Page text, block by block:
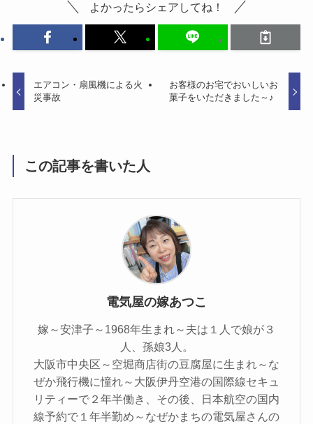
よかったらシェアしてね！
エアコン・扇風機による火
災事故
お客様のお宅でおいしいお
菓子をいただきました～♪
この記事を書いた人
電気屋の嫁あつこ
嫁～安津子～1968年生まれ～夫は１人で娘が３
人、孫娘3人。
大阪市中央区～空堀商店街の豆腐屋に生まれ～な
ぜか飛行機に憧れ～大阪伊丹空港の国際線セキュ
リティーで２年半働き、その後、日本航空の国内
線予約で１年半勤め～なぜかまちの電気屋さんの